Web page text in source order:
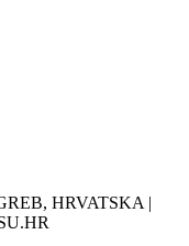
HRVATSKA |